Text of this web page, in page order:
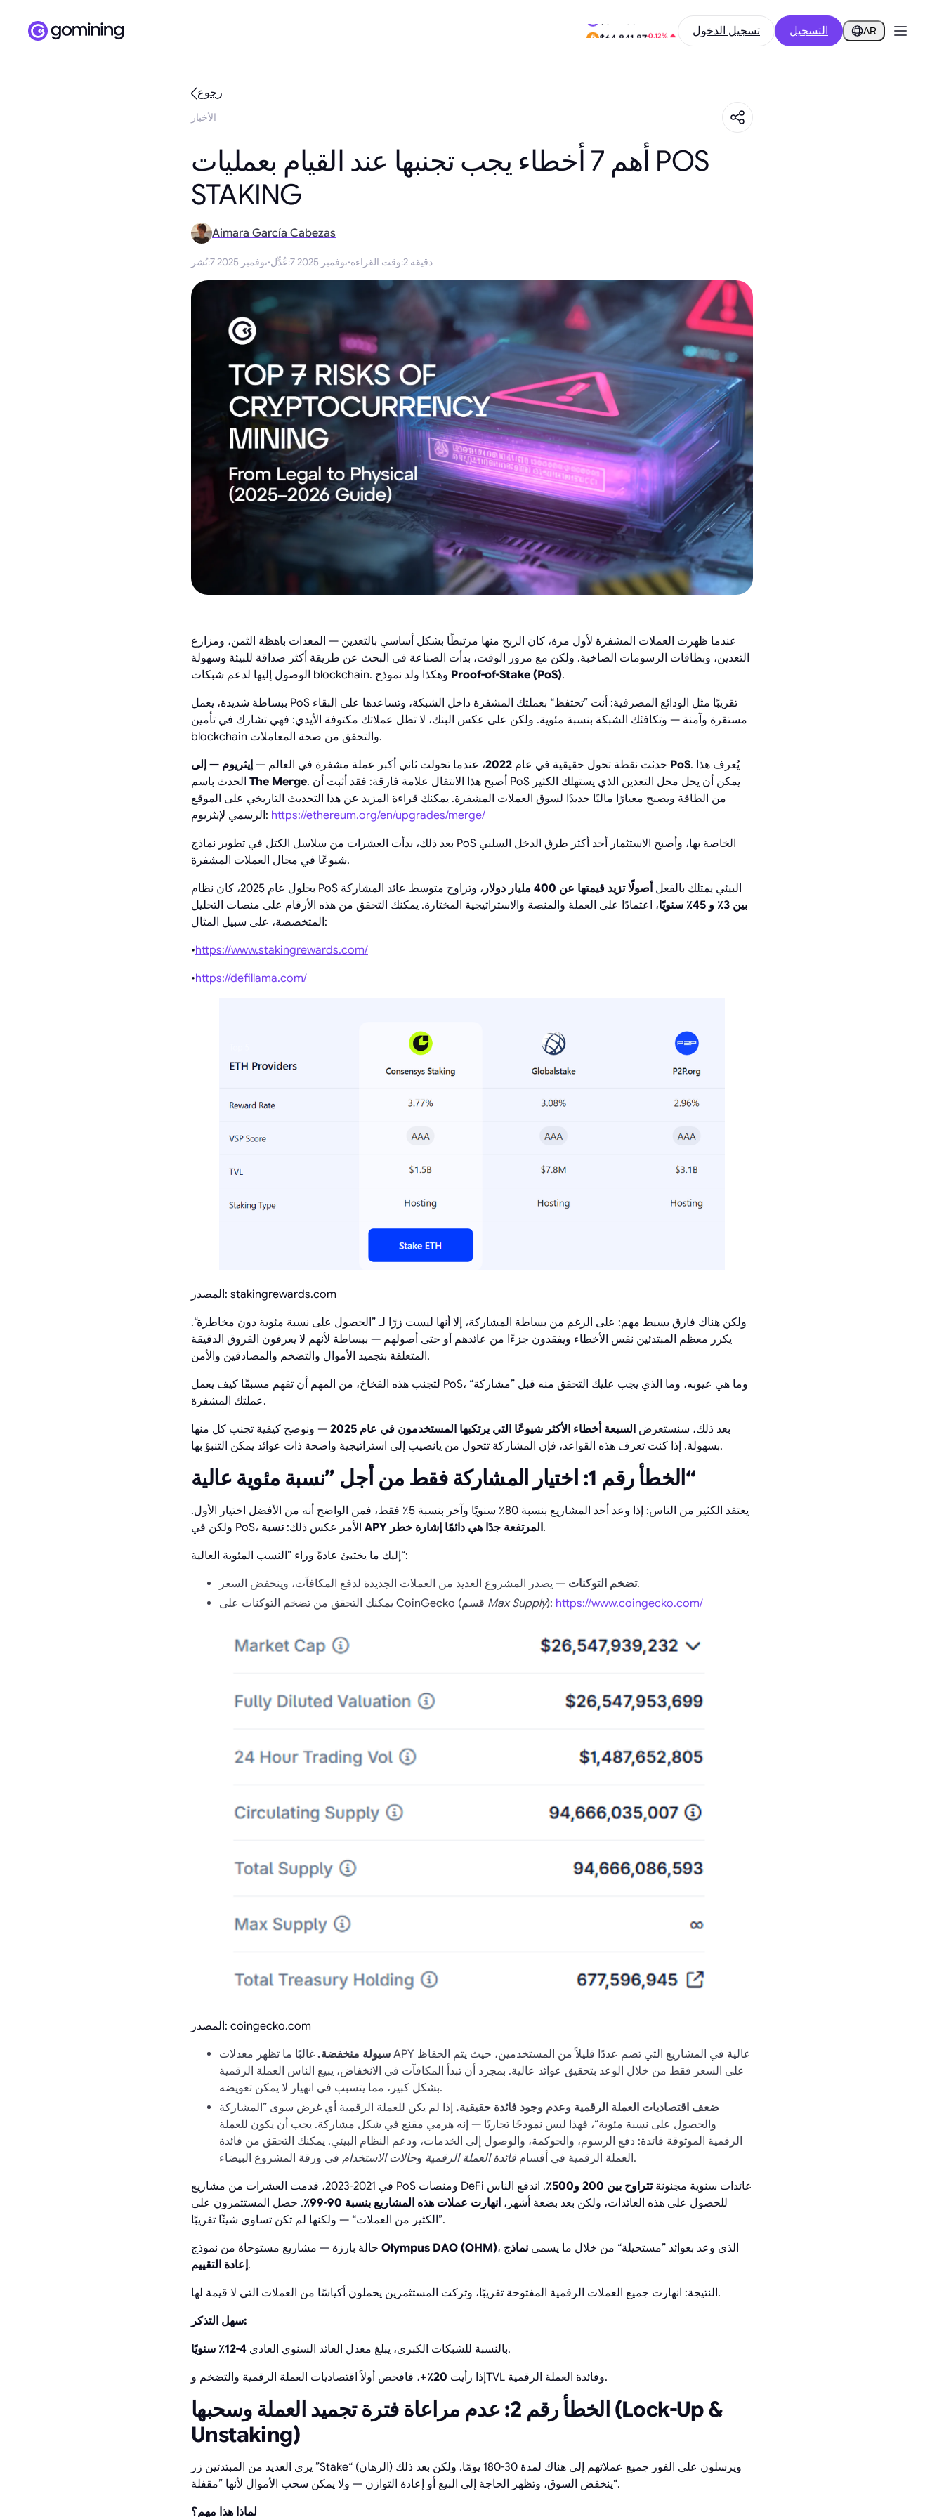
$0.2905 تسجيل الدخول التسجيل AR
رجوع
الأخبار
أهم 7 أخطاء يجب تجنبها عند القيام بعمليات POS
STAKING
Aimara García Cabezas
نُشر: 7 نوفمبر 2025·عُدِّل: 7 نوفمبر 2025·وقت القراءة: 2 دقيقة
عندما ظهرت العملات المشفرة لأول مرة، كان الربح منها مرتبطًا بشكل أساسي بالتعدين — المعدات باهظة الثمن، ومزارع
التعدين، وبطاقات الرسومات الصاخبة. ولكن مع مرور الوقت، بدأت الصناعة في البحث عن طريقة أكثر صداقة للبيئة وسهولة
Proof-of-Stake (PoS).
ببساطة شديدة، يعمل PoS تقريبًا مثل الودائع المصرفية: أنت ”تحتفظ“ بعملتك المشفرة داخل الشبكة، وتساعدها على البقاء
مستقرة وآمنة — وتكافئك الشبكة بنسبة مئوية. ولكن على عكس البنك، لا تظل عملاتك مكتوفة الأيدي: فهي تشارك في تأمين
blockchain والتحقق من صحة المعاملات.
حدثت نقطة تحول حقيقية في عام 2022، عندما تحولت ثاني أكبر عملة مشفرة في العالم — إيثريوم — إلى PoS. يُعرف هذا
The Merge. أصبح هذا الانتقال علامة فارقة: فقد أثبت أن PoS يمكن أن يحل محل التعدين الذي يستهلك الكثير
من الطاقة ويصبح معيارًا ماليًا جديدًا لسوق العملات المشفرة. يمكنك قراءة المزيد عن هذا التحديث التاريخي على الموقع
الرسمي لإيثريوم: https://ethereum.org/en/upgrades/merge/
بعد ذلك، بدأت العشرات من سلاسل الكتل في تطوير نماذج PoS الخاصة بها، وأصبح الاستثمار أحد أكثر طرق الدخل السلبي
شيوعًا في مجال العملات المشفرة.
بحلول عام 2025، كان نظام PoS البيئي يمتلك بالفعل أصولًا تزيد قيمتها عن 400 مليار دولار
، وتراوح متوسط عائد المشاركة
بين 3٪ و 45٪ سنويًا
، اعتمادًا على العملة والمنصة والاستراتيجية المختارة. يمكنك التحقق من هذه الأرقام على منصات التحليل
المتخصصة، على سبيل المثال:
•https://www.stakingrewards.com/
•https://defillama.com/
المصدر: stakingrewards.com
ولكن هناك فارق بسيط مهم: على الرغم من بساطة المشاركة، إلا أنها ليست زرًا لـ ”الحصول على نسبة مئوية دون مخاطرة“.
يكرر معظم المبتدئين نفس الأخطاء ويفقدون جزءًا من عائدهم أو حتى أصولهم — ببساطة لأنهم لا يعرفون الفروق الدقيقة
المتعلقة بتجميد الأموال والتضخم والمصادقين والأمن.
لتجنب هذه الفخاخ، من المهم أن تفهم مسبقًا كيف يعمل PoS، وما هي عيوبه، وما الذي يجب عليك التحقق منه قبل ”مشاركة“
عملتك المشفرة.
بعد ذلك، سنستعرض السبعة أخطاء الأكثر شيوعًا التي يرتكبها المستخدمون في عام 2025
— ونوضح كيفية تجنب كل منها
بسهولة. إذا كنت تعرف هذه القواعد، فإن المشاركة تتحول من يانصيب إلى استراتيجية واضحة ذات عوائد يمكن التنبؤ بها.
الخطأ رقم 1: اختيار المشاركة فقط من أجل ”نسبة مئوية عالية“
يعتقد الكثير من الناس: إذا وعد أحد المشاريع بنسبة 80٪ سنويًا وآخر بنسبة 5٪ فقط، فمن الواضح أنه من الأفضل اختيار الأول.
ولكن في PoS، الأمر عكس ذلك:
نسبة APY المرتفعة جدًا هي دائمًا إشارة خطر.
إليك ما يختبئ عادةً وراء ”النسب المئوية العالية“:
تضخم التوكنات— يصدر المشروع العديد من العملات الجديدة لدفع المكافآت، وينخفض السعر.
Max Supply): https://www.coingecko.com/
المصدر: coingecko.com
سيولة منخفضة. غالبًا ما تظهر معدلات APY عالية في المشاريع التي تضم عددًا قليلاً من المستخدمين، حيث يتم الحفاظ
على السعر فقط من خلال الوعد بتحقيق عوائد عالية. بمجرد أن تبدأ المكافآت في الانخفاض، يبيع الناس العملة الرقمية
بشكل كبير، مما يتسبب في انهيار لا يمكن تعويضه.
ضعف اقتصاديات العملة الرقمية وعدم وجود فائدة حقيقية. إذا لم يكن للعملة الرقمية أي غرض سوى ”المشاركة
والحصول على نسبة مئوية“، فهذا ليس نموذجًا تجاريًا — إنه هرمي مقنع في شكل مشاركة. يجب أن يكون للعملة
الرقمية الموثوقة فائدة: دفع الرسوم، والحوكمة، والوصول إلى الخدمات، ودعم النظام البيئي. يمكنك التحقق من فائدة
العملة الرقمية في أقسام فائدة العملة الرقمية وحالات الاستخدام
في ورقة المشروع البيضاء.
في 2021-2023، قدمت العشرات من مشاريع PoS ومنصات DeFi عائدات سنوية مجنونةتتراوح بين 200 و500٪
. اندفع الناس
للحصول على هذه العائدات، ولكن بعد بضعة أشهر، انهارت عملات هذه المشاريع بنسبة 90-99٪
. حصل المستثمرون على
”الكثير من العملات“ — ولكنها لم تكن تساوي شيئًا تقريبًا.
Olympus DAO (OHM) ، الذي وعد بعوائد ”مستحيلة“ من خلال ما يسمى نماذج
إعادة التقييم.
النتيجة: انهارت جميع العملات الرقمية المفتوحة تقريبًا، وتركت المستثمرين يحملون أكياسًا من العملات التي لا قيمة لها.
سهل التذكر:
بالنسبة للشبكات الكبرى، يبلغ معدل العائد السنوي العادي 4-12٪ سنويًا
.
إذا رأيت 20٪+ ، فافحص أولاً اقتصاديات العملة الرقمية والتضخم وTVL وفائدة العملة الرقمية.
الخطأ رقم 2: عدم مراعاة فترة تجميد العملة وسحبها (Lock-Up &
Unstaking)
يرى العديد من المبتدئين زر ”Stake“ (الرهان) ويرسلون على الفور جميع عملاتهم إلى هناك لمدة 30-180 يومًا. ولكن بعد ذلك
ينخفض السوق، وتظهر الحاجة إلى البيع أو إعادة التوازن — ولا يمكن سحب الأموال لأنها ”مقفلة“.
لماذا هذا مهم؟